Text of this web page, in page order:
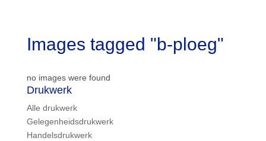
Images tagged "b-ploeg"
no images were found
Drukwerk
Alle drukwerk
Gelegenheidsdrukwerk
Handelsdrukwerk